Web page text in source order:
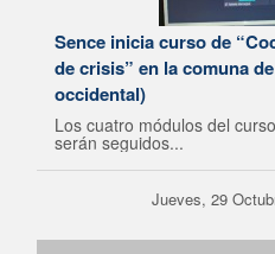
Sence inicia curso de
de crisis” en la comuna
occidental)
Los cuatro módulos del
serán seguidos...
Jueves, 29